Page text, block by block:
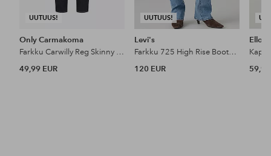
UUTUUS!
Only Carmakoma
Farkku Carwilly Reg Skinny Ank Dnm Box Noo
49,99 EUR
UUTUUS!
Levi's
Farkku 725 High Rise Bootcut
120 EUR
Ellos
59,99